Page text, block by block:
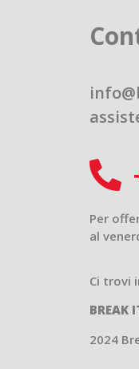
Per
al
Ci trovi
BREAK
2024